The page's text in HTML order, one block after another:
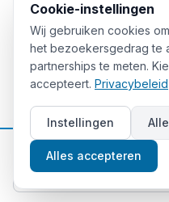
Fout 4:
Kies altijd Ierlands
accumulating ETF's
efficiëntie als
maakt minder uit dan
het type (acc vs dist).
Cookie-instellingen
Wij gebruiken cookies
het bezoekersgedrag te
partnerships te meten.
accepteert. Privacybeleid
Instellingen
Alles accepteren
📈 Gratis